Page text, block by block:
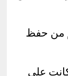
من حفظ
على